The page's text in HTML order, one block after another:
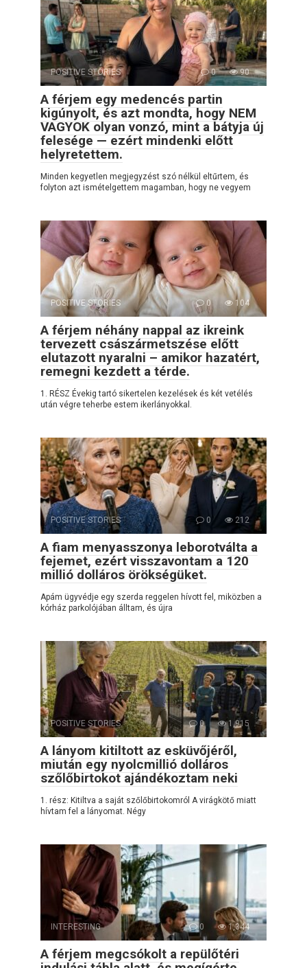
POSITIVE STORIES 0 90
A férjem egy medencés partin
kigúnyolt, és azt mondta, hogy NEM
VAGYOK olyan vonzó, mint a bátyja új
felesége — ezért mindenki előtt
helyretettem.
Minden kegyetlen megjegyzést szó nélkül eltűrtem, és
folyton azt ismételgettem magamban, hogy ne vegyem
POSITIVE STORIES 0 104
A férjem néhány nappal az ikreink
tervezett császármetszése előtt
elutazott nyaralni – amikor hazatért,
remegni kezdett a térde.
1. RÉSZ Évekig tartó sikertelen kezelések és két vetélés
után végre teherbe estem ikerlányokkal.
POSITIVE STORIES 0 212
A fiam menyasszonya leborotválta a
fejemet, ezért visszavontam a 120
millió dolláros örökségüket.
Apám ügyvédje egy szerda reggelen hívott fel, miközben a
kórház parkolójában álltam, és újra
POSITIVE STORIES 0 1,915
A lányom kitiltott az esküvőjéről,
miután egy nyolcmillió dolláros
szőlőbirtokot ajándékoztam neki
1. rész: Kitiltva a saját szőlőbirtokomról A virágkötő miatt
hívtam fel a lányomat. Négy
INTERESTING 0 1,344
A férjem megcsókolt a repülőtéri